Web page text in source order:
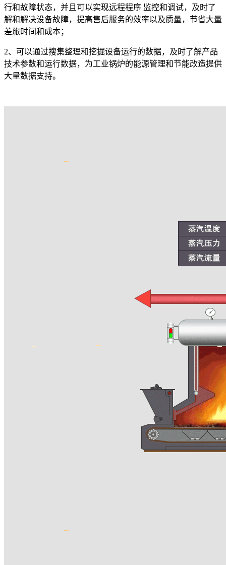
行和故障状态，并且可以实现远程程序 监控和调试，及时了
解和解决设备故障，提高售后服务的效率以及质量，节省大量
差旅时间和成本；
2、可以通过搜集整理和挖掘设备运行的数据，及时了解产品
技术参数和运行数据，为工业锅炉的能源管理和节能改造提供
大量数据支持。